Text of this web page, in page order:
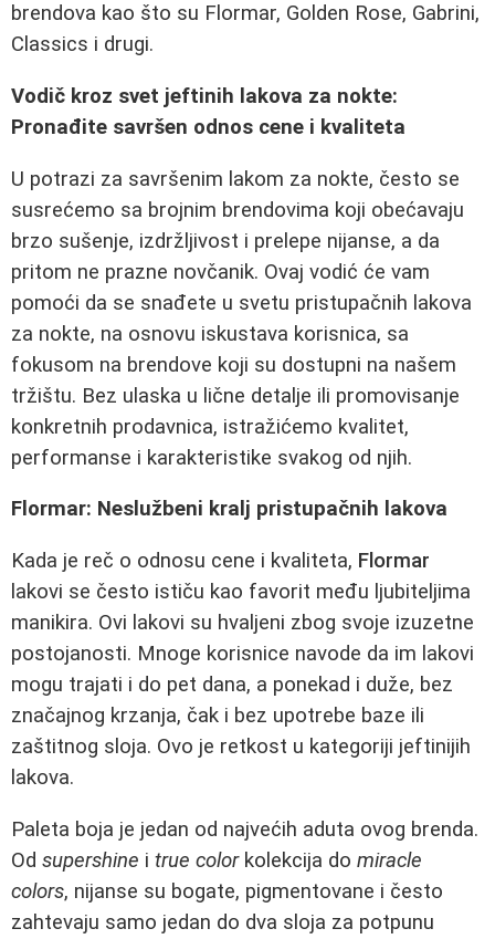
brendova kao što su Flormar, Golden Rose, Gabrini,
Classics i drugi.
Vodič kroz svet jeftinih lakova za nokte:
Pronađite savršen odnos cene i kvaliteta
U potrazi za savršenim lakom za nokte, često se
susrećemo sa brojnim brendovima koji obećavaju
brzo sušenje, izdržljivost i prelepe nijanse, a da
pritom ne prazne novčanik. Ovaj vodić će vam
pomoći da se snađete u svetu pristupačnih lakova
za nokte, na osnovu iskustava korisnica, sa
fokusom na brendove koji su dostupni na našem
tržištu. Bez ulaska u lične detalje ili promovisanje
konkretnih prodavnica, istražićemo kvalitet,
performanse i karakteristike svakog od njih.
Flormar: Neslužbeni kralj pristupačnih lakova
Kada je reč o odnosu cene i kvaliteta, Flormar
lakovi se često ističu kao favorit među ljubiteljima
manikira. Ovi lakovi su hvaljeni zbog svoje izuzetne
postojanosti. Mnoge korisnice navode da im lakovi
mogu trajati i do pet dana, a ponekad i duže, bez
značajnog krzanja, čak i bez upotrebe baze ili
zaštitnog sloja. Ovo je retkost u kategoriji jeftinijih
lakova.
Paleta boja je jedan od najvećih aduta ovog brenda.
Od supershine i true colorkolekcija do miracle
colors, nijanse su bogate, pigmentovane i često
zahtevaju samo jedan do dva sloja za potpunu